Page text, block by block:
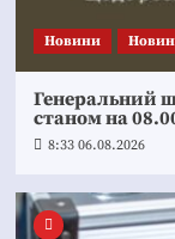
Новини
Генеральний
станом на
8:33 06.08.2026